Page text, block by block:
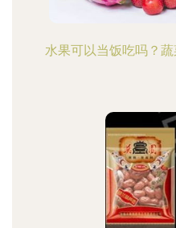
水果可以当饭吃吗？